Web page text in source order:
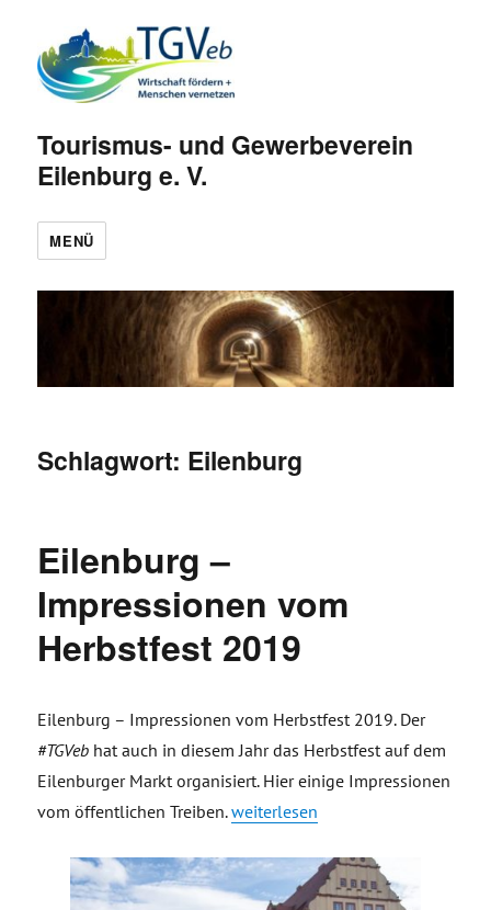
Tourismus- und Gewerbeverein
Eilenburg e. V.
MENÜ
Schlagwort: Eilenburg
Eilenburg –
Impressionen vom
Herbstfest 2019
Eilenburg – Impressionen vom Herbstfest 2019. Der
#TGVeb hat auch in diesem Jahr das Herbstfest auf dem
Eilenburger Markt organisiert. Hier einige Impressionen
vom öffentlichen Treiben.„Eilenburg – Impressionen vom
weiterlesen